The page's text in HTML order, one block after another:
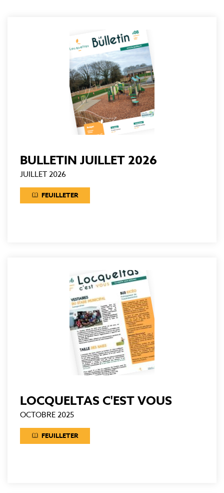
BULLETIN JUILLET 2026
JUILLET 2026
FEUILLETER
LOCQUELTAS C'EST VOUS
OCTOBRE 2025
FEUILLETER